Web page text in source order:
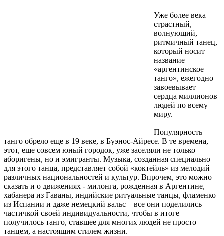
Уже более века
страстный,
волнующий,
ритмичный танец,
который носит
название
«аргентинское
танго», ежегодно
завоевывает
сердца миллионов
людей по всему
миру.
Популярность
танго обрело еще в 19 веке, в Буэнос-Айресе. В те времена,
этот, еще совсем юный городок, уже заселяли не только
аборигены, но и эмигранты. Музыка, созданная специально
для этого танца, представляет собой «коктейль» из мелодий
различных национальностей и культур. Впрочем, это можно
сказать и о движениях - милонга, рожденная в Аргентине,
хабанера из Гаваны, индийские ритуальные танцы, фламенко
из Испании и даже немецкий вальс – все они поделились
частичкой своей индивидуальности, чтобы в итоге
получилось танго, ставшее для многих людей не просто
танцем, а настоящим стилем жизни.